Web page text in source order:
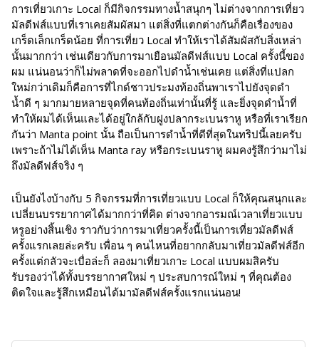
การเที่ยวเกาะ Local ก็มีกิจกรรมทางน้ำสนุกๆ ไม่ต่างจากการเที่ยว
มัลดีฟส์แบบที่เราเคยสัมผัสมา แต่สิ่งที่แตกต่างกันก็คือเรื่องของ
เกร็ดเล็กเกร็ดน้อย ที่การเที่ยว Local ทำให้เราได้สัมผัสกับสิ่งเหล่า
นั้นมากกว่า เช่นเดียวกับการมาเยือนมัลดีฟส์แบบ Local ครั้งนี้ของ
ผม แน่นอนว่าก็ไม่พลาดที่จะออกไปดำน้ำเช่นเคย แต่สิ่งที่แปลก
ใหม่กว่าเดิมก็คือการที่ไกด์ชาวประมงท้องถิ่นพาเราไปยังจุดดำ
น้ำดี ๆ มากมายหลายจุดที่คนท้องถิ่นเท่านั้นที่รู้ และยิ่งจุดดำน้ำที่
ทำให้ผมได้เห็นและได้อยู่ใกล้กับฝูงปลากระเบนราหู หรือที่เราเรียก
กันว่า Manta point นั้น ถือเป็นการดำน้ำที่ดีที่สุดในทริปนี้เลยครับ
เพราะถ้าไม่ได้เห็น Manta ray หรือกระเบนราหู ผมคงรู้สึกว่ามาไม่
ถึงมัลดีฟส์จริง ๆ
เป็นยังไงบ้างกับ 5 กิจกรรมที่การเที่ยวแบบ Local ก็ให้คุณสนุกและ
เปลี่ยนบรรยากาศได้มากกว่าที่คิด ต่างจากอารมณ์เวลาเที่ยวแบบ
หรูอย่างสิ้นเชิง ราวกับว่าการมาเที่ยวครั้งนี้เป็นการเที่ยวมัลดีฟส์
ครั้งแรกเลยล่ะครับ เพื่อน ๆ คนไหนที่อยากกลับมาเที่ยวมัลดีฟส์อีก
ครั้งแต่กลัวจะเบื่อล่ะก็ ลองมาเที่ยวเกาะ Local แบบผมสิครับ
รับรองว่าได้ทั้งบรรยากาศใหม่ ๆ ประสบการณ์ใหม่ ๆ ที่คุณต้อง
ติดใจและรู้สึกเหมือนได้มามัลดีฟส์ครั้งแรกแน่นอน!